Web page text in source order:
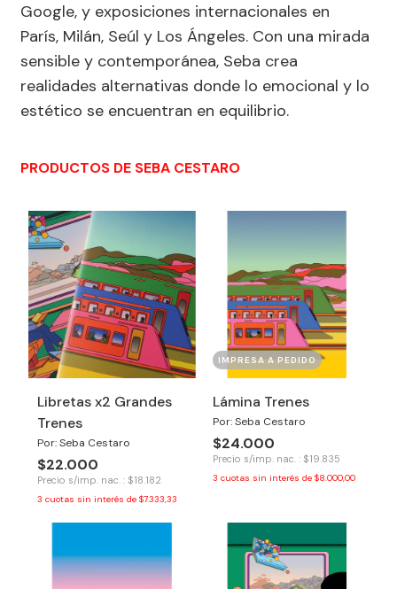
Google, y exposiciones internacionales en
París, Milán, Seúl y Los Ángeles. Con una mirada
sensible y contemporánea, Seba crea
realidades alternativas donde lo emocional y lo
estético se encuentran en equilibrio.
PRODUCTOS DE SEBA CESTARO
Libretas x2 Grandes
Trenes
Por: Seba Cestaro
$22.000
Precio s/imp. nac. : $18.182
3 cuotas sin interés de $7.333,33
IMPRESA A PEDIDO
Lámina Trenes
Por: Seba Cestaro
$24.000
Precio s/imp. nac. : $19.835
3 cuotas sin interés de $8.000,00